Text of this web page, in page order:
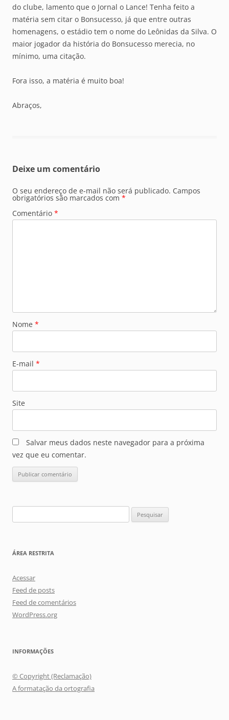
do clube, lamento que o Jornal o Lance! Tenha feito a
matéria sem citar o Bonsucesso, já que entre outras
homenagens, o estádio tem o nome do Leônidas da Silva. O
maior jogador da história do Bonsucesso merecia, no
mínimo, uma citação.
Fora isso, a matéria é muito boa!
Abraços,
Deixe um comentário
O seu endereço de e-mail não será publicado. Campos
obrigatórios são marcados com *
Comentário *
Nome *
E-mail *
Site
Salvar meus dados neste navegador para a próxima
vez que eu comentar.
por:
ÁREA RESTRITA
Acessar
Feed de posts
Feed de comentários
WordPress.org
INFORMAÇÕES
© Copyright (Reclamação)
A formatação da ortografia